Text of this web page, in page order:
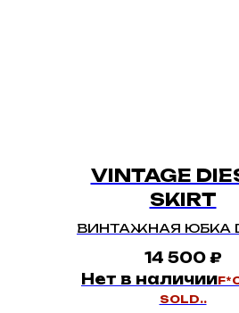
VINTAGE
SKIRT
ВИНТАЖНАЯ ЮБКА
14 500 ₽
Нет в наличии